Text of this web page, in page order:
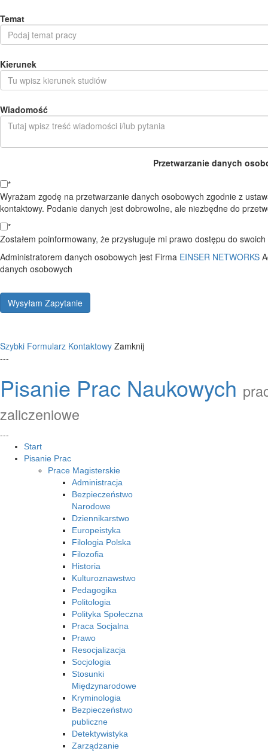
Temat
Kierunek
Wiadomość
Przetwarzanie danych
*
Wyrażam zgodę na przetwarzanie danych osobowych zgodnie z
kontaktowy. Podanie danych jest dobrowolne, ale niezbędne do
*
Zostałem poinformowany, że przysługuje mi prawo dostępu do
Administratorem danych osobowych jest Firma EINSER NETWORKS
danych osobowych
Wysyłam Zapytanie
Szybki Formularz Kontaktowy Zamknij
---
Pisanie Prac Naukowych
zaliczeniowe
---
Start
Pisanie Prac
Prace Magisterskie
Administracja
Bezpieczeństwo
Narodowe
Dziennikarstwo
Europeistyka
Filologia Polska
Filozofia
Historia
Kulturoznawstwo
Pedagogika
Politologia
Polityka Społeczna
Praca Socjalna
Prawo
Resocjalizacja
Socjologia
Stosunki
Międzynarodowe
Kryminologia
Bezpieczeństwo
publiczne
Detektywistyka
Zarządzanie